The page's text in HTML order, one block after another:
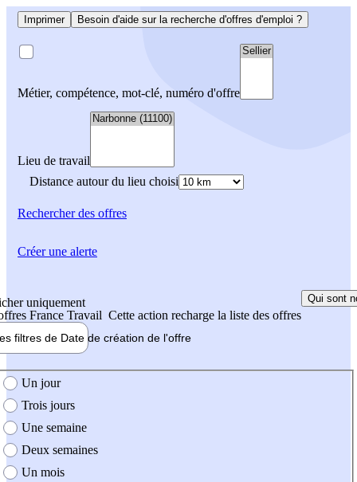
Imprimer Besoin d'aide sur la recherche d'offres d'emploi ?
Métier, compétence, mot-clé, numéro d'offre
Lieu de travail
Distance autour du lieu choisi
Rechercherdes offres
uniquement
France Travail Cette action recharge la liste des offres
Qui sont
filtres de Date de création de l'offre
création de l'offre
Un jour
Trois jours
Une semaine
Deux semaines
Un mois
Créer une alerte